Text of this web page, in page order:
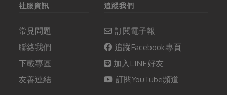
社服資訊
常見問題
聯絡我們
下載專區
友善連結
追蹤我們
訂閱電子報
追蹤Facebook專頁
加入LINE好友
訂閱YouTube頻道